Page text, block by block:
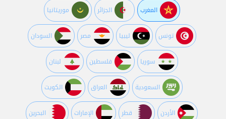
المغرب الجزائر موريتانيا
تونس ليبيا مصر السودان
سوريا فلسطين لبنان
السعودية العراق الكويت
اﻷردن قطر اﻹمارات البحرين